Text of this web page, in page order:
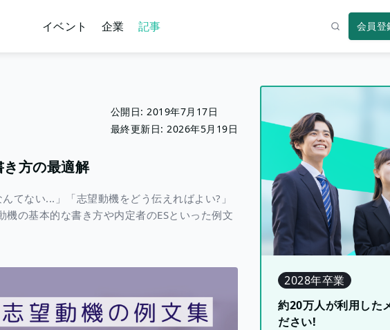
イベント 企業 記事 会員登
公開日:2019年7月17日
最終更新日:2026年5月19日
き方の最適解
てない...」「志望動機をどう伝えればよい?」
の基本的な書き方や内定者のESといった例文
2028年卒業
約20万人が利用した
ださい!